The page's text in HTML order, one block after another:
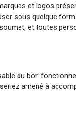
et logos
sous quelque
et toutes
du bon
amené à